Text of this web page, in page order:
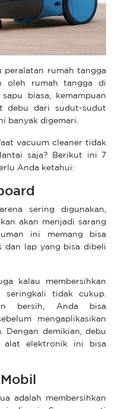
peralatan rumah tangga
oleh rumah tangga di
biasa, kemampuan
debu dari sudut-sudut
banyak digemari.
vacuum cleaner tidak
saja? Berikut ini 7
Anda ketahui:
sering digunakan,
akan menjadi sarang
ini memang bisa
dan lap yang bisa dibeli
kalau membersihkan
tidak cukup.
bersih, Anda bisa
mengaplikasikan
Dengan demikian, debu
alat elektronik ini bisa
adalah membersihkan